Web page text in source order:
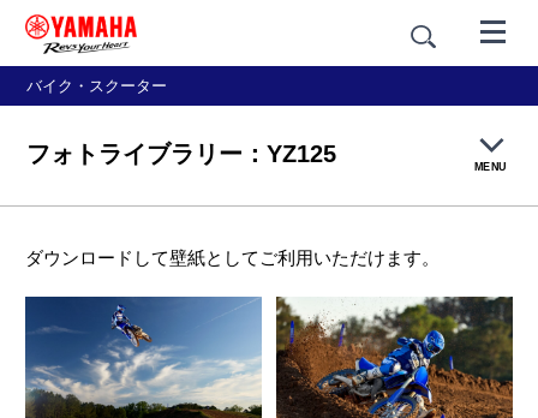
バイク・スクーター
フォトライブラリー：YZ125 MENU
特長紹介
フォトライブラリー
ダウンロードして壁紙としてご利用いただけます。